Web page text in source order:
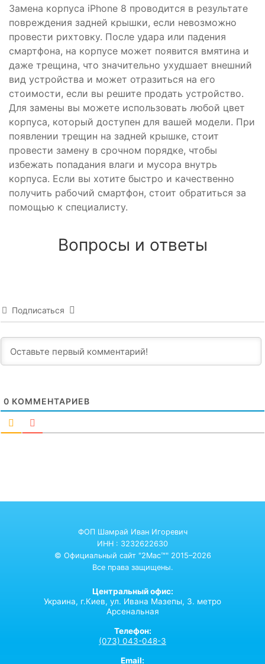
Замена корпуса iPhone 8 проводится в результате
повреждения задней крышки, если невозможно
провести рихтовку. После удара или падения
смартфона, на корпусе может появится вмятина и
даже трещина, что значительно ухудшает внешний
вид устройства и может отразиться на его
стоимости, если вы решите продать устройство.
Для замены вы можете использовать любой цвет
корпуса, который доступен для вашей модели. При
появлении трещин на задней крышке, стоит
провести замену в срочном порядке, чтобы
избежать попадания влаги и мусора внутрь
корпуса. Если вы хотите быстро и качественно
получить рабочий смартфон, стоит обратиться за
помощью к специалисту.
Вопросы и ответы
Подписаться
0 КОММЕНТАРИЕВ
ФОП Шамрай Иван Игоревич
ИНН : 3232622630
© Официальный сайт "2Mac™" 2015–2026
Все права защищены.
Центральный офис:
Украина, г.Киев, ул. Ивана Мазепы, 3. метро
Арсенальная
Телефон:
(073) 043-048-3
Email: